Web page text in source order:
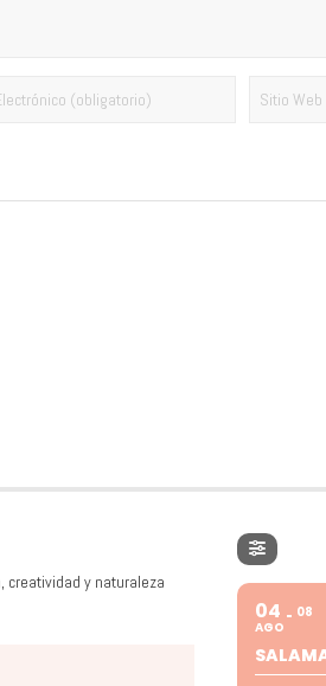
creatividad y naturaleza
04
AGO
08